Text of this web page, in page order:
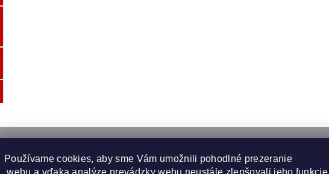
Používame cookies, aby sme Vám umožnili pohodlné prezeranie
webu a vďaka analýze prevádzky webu neustále zlepšovali jeho funkcie,